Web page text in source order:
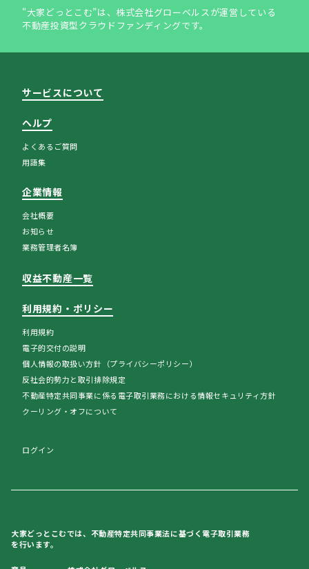
"大家どっとこむ”は、株式会社グローベルスが運営している
不動産投資型クラウドファンディングです。
サービスについて
ヘルプ
よくあるご質問
用語集
企業情報
会社概要
お知らせ
業務管理者名簿
収益不動産一覧
利用規約・ポリシー
利用規約
電子的交付の説明
個人情報の取扱い方針（プライバシーポリシー）
反社会的勢力と取引排除規定
不動産特定共同事業に係る電子取引業務における情報セキュリティ方針
クーリング・オフについて
ログイン
大家どっとこむでは、不動産特定共同事業法に基づく電子取引業務
を行います。